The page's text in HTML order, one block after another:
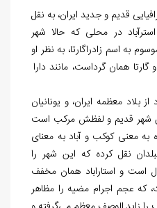
قدیم و جدید ایران، به نقل
در محلی که حالا شهر
به اسم زادراگارتا، به نظر او
گارتا همان گرداست، مانند دارا
از بلاد معظمه ایران، و یونانیان
شهر قدیم و لفظش مرکب است
به معنی کوکب و آباد به معنای
نقل کرده که این شهر را
است و استاراباد همان مخفف
که عجم اجرام مضیه را مظاهر